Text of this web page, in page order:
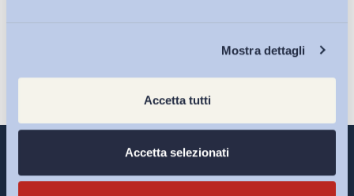
Mostra dettagli
Accetta tutti
Accetta selezionati